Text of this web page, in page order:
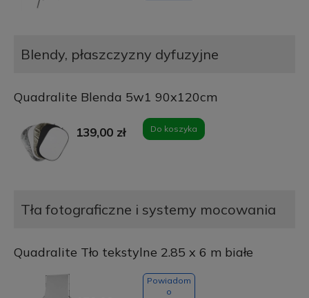
Blendy, płaszczyzny dyfuzyjne
Quadralite Blenda 5w1 90x120cm
139,00 zł Do koszyka
Tła fotograficzne i systemy mocowania
Quadralite Tło tekstylne 2.85 x 6 m białe
Powiadom
o